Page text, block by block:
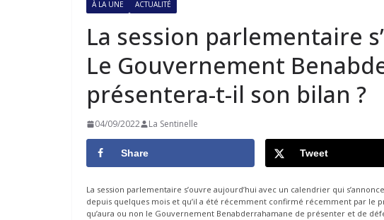
À LA UNE ACTUALITÉ
La session parlementaire
Le Gouvernement
présentera-t-il son bilan ?
04/09/2022 La Sentinelle
Share Tweet
La session parlementaire s’ouvre aujourd’hui avec un calendrier qui
depuis quelques mois et qu’il a été récemment confirmé récemment par le
qu’aura ou non le Gouvernement Benabderrahamane de présenter et de